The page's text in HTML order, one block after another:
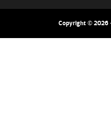
Copyright © 2026